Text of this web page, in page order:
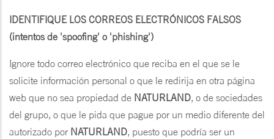
IDENTIFIQUE LOS CORREOS ELECTRÓNICOS FALSOS
(intentos de 'spoofing' o 'phishing')
Ignore todo correo electrónico que reciba en el que se le
solicite información personal o que le redirija en otra página
web que no sea propiedad de NATURLAND, o de sociedades
del grupo, o que le pida que pague por un medio diferente del
autorizado por NATURLAND, puesto que podría ser un